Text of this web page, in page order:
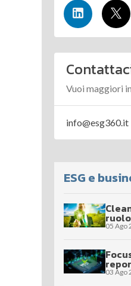
Vuoi maggiori
info@esg360.it
ESG e
ruolo
05 Ago
03 Ago